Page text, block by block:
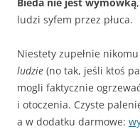
Bieda nie jest wymówką
ludzi syfem przez płuca.
Niestety zupełnie
ludzie (no tak, jeśli ktoś
mogli faktycznie
i otoczenia. Czyste
a w dodatku darmowe: